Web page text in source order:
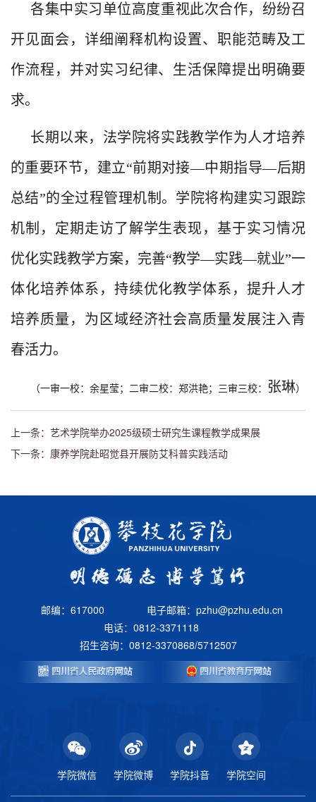
各集中实习单位高度重视此次合作，纷纷召
开见面会，详细阐释机构设置、职能范畴及工
作流程，并对实习纪律、生活保障提出明确要
求。
长期以来，法学院将实践教学作为人才培养
的重要环节，建立“前期对接—中期指导—后期
总结”的全过程管理机制。学院将构建实习跟踪
机制，定期走访了解学生表现，基于实习情况
优化实践教学方案，完善“教学—实践—就业”一
体化培养体系，持续优化教学体系，提升人才
培养质量，为区域经济社会高质量发展注入青
春活力。
（一审一校：余星莹；二审二校：郑洪艳；三审三校： 张琳）
上一条：艺术学院举办2025级硕士研究生课程教学成果展
下一条：康养学院赴昭觉县开展防艾科普实践活动
邮编：617000
电子邮箱：pzhu@pzhu.edu.cn
电话：0812-3371118
招生咨询：0812-3370868/5712507
学院微信 学院微博 学院抖音 学院空间